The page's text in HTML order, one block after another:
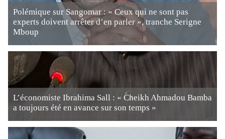
Polémique sur Sangomar : « Ceux qui ne sont pas
experts doivent arrêter d’en parler », tranche Serigne
Mboup
L’économiste Ibrahima Sall : « Cheikh Ahmadou Bamba
a toujours été en avance sur son temps »